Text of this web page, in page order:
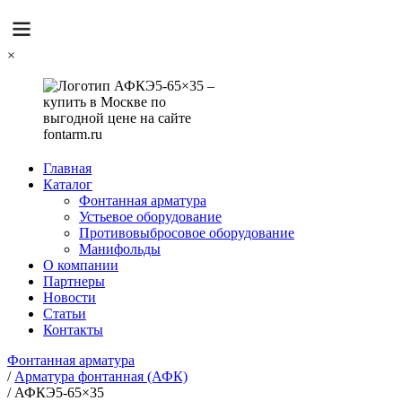
×
Главная
Каталог
Фонтанная арматура
Устьевое оборудование
Противовыбросовое оборудование
Манифольды
О компании
Партнеры
Новости
Статьи
Контакты
Фонтанная арматура
/ Арматура фонтанная (АФК)
/ АФКЭ5-65×35